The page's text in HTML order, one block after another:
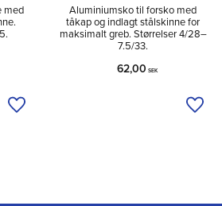
med
Tilføj til ønskeliste
Aluminiumsko til forsko med
tåkap og indlagt stålskinne for
maksimalt greb. Størrelser 4/28–
7.5/33.
62,00 SEK